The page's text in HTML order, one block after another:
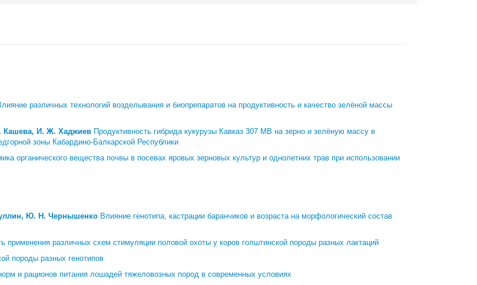
различных технологий возделывания и биопрепаратов на продуктивность и качество зелёной массы
Кашева, И. Ж. Хаджиев Продуктивность гибрида кукурузы Кавказ 307 МВ на зерно и зелёную массу в
зоны Кабардино-Балкарской Республики
органического вещества почвы в посевах яровых зерновых культур и однолетних трав при использовании
Ю. Н. Чернышенко Влияние генотипа, кастрации баранчиков и возраста на морфологический состав
применения различных схем стимуляции половой охоты у коров голштинской породы разных лактаций
породы разных генотипов
и рационов питания лошадей тяжеловозных пород в современных условиях